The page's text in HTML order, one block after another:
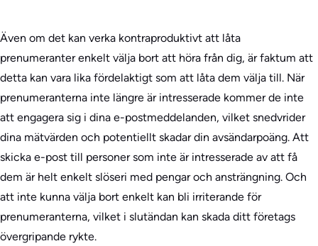
Även om det kan verka kontraproduktivt att låta
prenumeranter enkelt välja bort att höra från dig, är faktum att
detta kan vara lika fördelaktigt som att låta dem välja till. När
prenumeranterna inte längre är intresserade kommer de inte
att engagera sig i dina e-postmeddelanden, vilket snedvrider
dina mätvärden och potentiellt skadar din avsändarpoäng. Att
skicka e-post till personer som inte är intresserade av att få
dem är helt enkelt slöseri med pengar och ansträngning. Och
att inte kunna välja bort enkelt kan bli irriterande för
prenumeranterna, vilket i slutändan kan skada ditt företags
övergripande rykte.